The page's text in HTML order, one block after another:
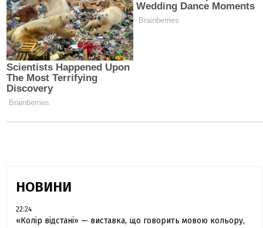
НОВИНИ
22:24
«Колір відстані» — виставка, що говорить мовою кольору,